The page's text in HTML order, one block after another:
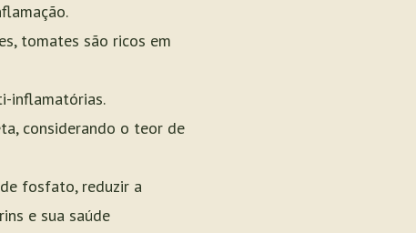
tomates são ricos em
inflamatórias.
considerando o teor de
fosfato, reduzir a
e sua saúde